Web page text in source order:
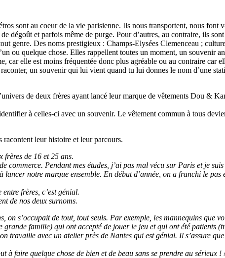
sont au coeur de la vie parisienne. Ils nous transportent, nous font
dégoût et parfois même de purge. Pour d’autres, au contraire, ils
genre. Des noms prestigieux : Champs-Elysées Clemenceau ;
ou quelque chose. Elles rappellent toutes un moment, un souvenir
car elle est moins fréquentée donc plus agréable ou au contraire car
un souvenir qui lui vient quand tu lui donnes le nom d’une
de deux frères ayant lancé leur marque de vêtements Dou &
à celles-ci avec un souvenir. Le vêtement commun à tous
leur histoire et leur parcours.
frères de 16 et 25 ans.
commerce. Pendant mes études, j’ai pas mal vécu sur Paris et je
lancer notre marque ensemble. En début d’année, on a franchi le
frères, c’est génial.
de nos deux surnoms.
on s’occupait de tout, tout seuls. Par exemple, les mannequins que
famille) qui ont accepté de jouer le jeu et qui ont été patients
travaille avec un atelier près de Nantes qui est génial. Il s’assure
à faire quelque chose de bien et de beau sans se prendre au sérieux !